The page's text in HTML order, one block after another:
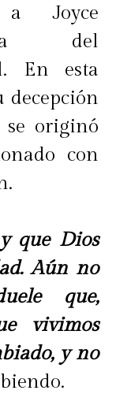
a Joyce
del
En esta
decepción
originó
con
que Dios
Aún no
que,
vivimos
y no